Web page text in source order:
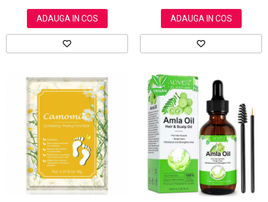
ADAUGA IN COS ADAUGA IN COS